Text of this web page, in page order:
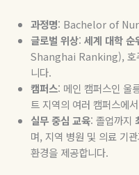
과정명: Bachelor of
글로벌 위상: 세계 대학 순
Shanghai Ranking), 호
니다.
캠퍼스: 메인 캠퍼스인 울
트 지역의 여러 캠퍼스에
실무 중심 교육: 졸업까지
며, 지역 병원 및 의료 기
환경을 제공합니다.